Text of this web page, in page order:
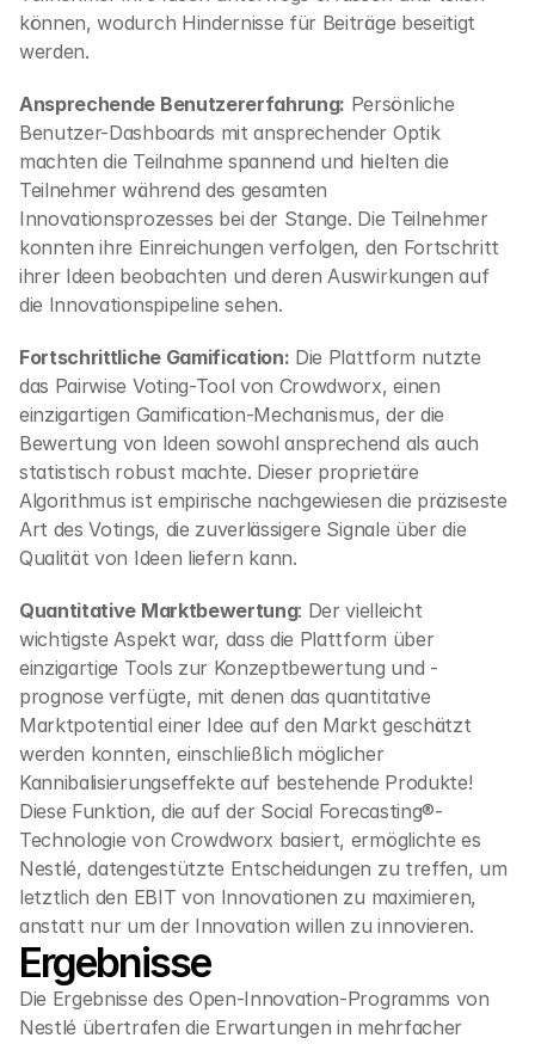
können, wodurch Hindernisse für Beiträge beseitigt
werden.
Ansprechende Benutzererfahrung: Persönliche
Benutzer-Dashboards mit ansprechender Optik
machten die Teilnahme spannend und hielten die
Teilnehmer während des gesamten
Innovationsprozesses bei der Stange. Die Teilnehmer
konnten ihre Einreichungen verfolgen, den Fortschritt
ihrer Ideen beobachten und deren Auswirkungen auf
die Innovationspipeline sehen.
Fortschrittliche Gamification: Die Plattform nutzte
das Pairwise Voting-Tool von Crowdworx, einen
einzigartigen Gamification-Mechanismus, der die
Bewertung von Ideen sowohl ansprechend als auch
statistisch robust machte. Dieser proprietäre
Algorithmus ist empirische nachgewiesen die präziseste
Art des Votings, die zuverlässigere Signale über die
Qualität von Ideen liefern kann.
Quantitative Marktbewertung: Der vielleicht
wichtigste Aspekt war, dass die Plattform über
einzigartige Tools zur Konzeptbewertung und -
prognose verfügte, mit denen das quantitative
Marktpotential einer Idee auf den Markt geschätzt
werden konnten, einschließlich möglicher
Kannibalisierungseffekte auf bestehende Produkte!
Diese Funktion, die auf der Social Forecasting®-
Technologie von Crowdworx basiert, ermöglichte es
Nestlé, datengestützte Entscheidungen zu treffen, um
letztlich den EBIT von Innovationen zu maximieren,
anstatt nur um der Innovation willen zu innovieren.
Ergebnisse
Die Ergebnisse des Open-Innovation-Programms von
Nestlé übertrafen die Erwartungen in mehrfacher